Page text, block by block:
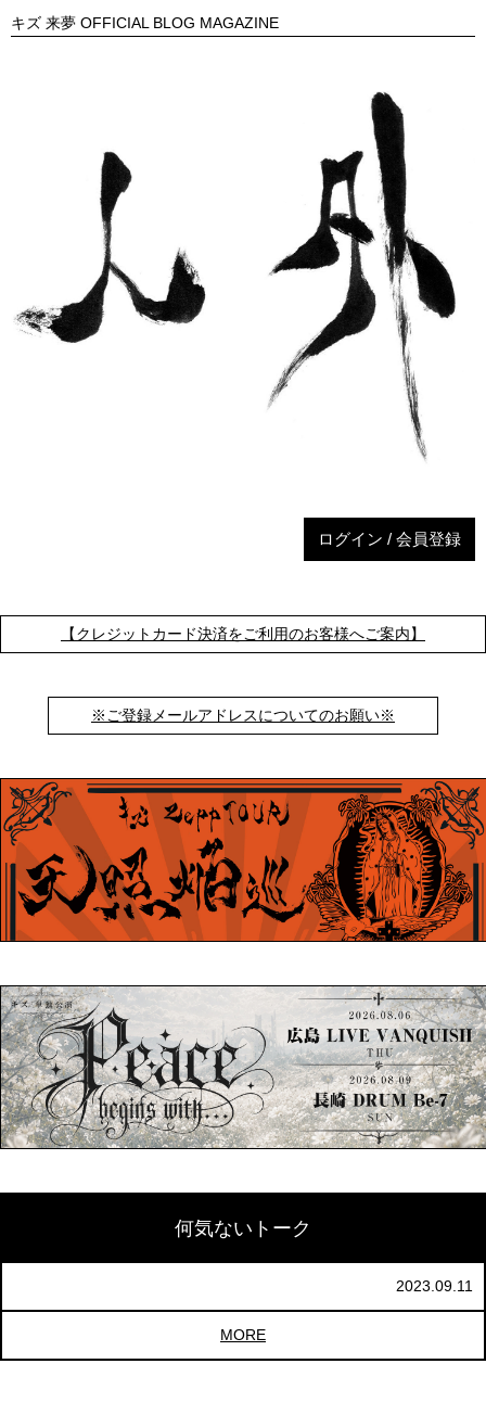
キズ 来夢 OFFICIAL BLOG MAGAZINE
ログイン / 会員登録
【クレジットカード決済をご利用のお客様へご案内】
※ご登録メールアドレスについてのお願い※
何気ないトーク
2023.09.11
MORE